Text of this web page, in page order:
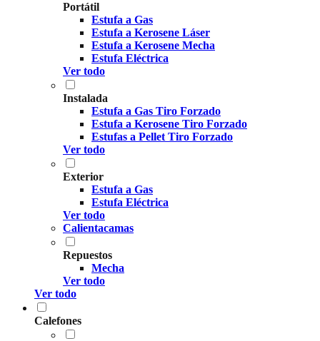
Portátil
Estufa a Gas
Estufa a Kerosene Láser
Estufa a Kerosene Mecha
Estufa Eléctrica
Ver todo
Instalada
Estufa a Gas Tiro Forzado
Estufa a Kerosene Tiro Forzado
Estufas a Pellet Tiro Forzado
Ver todo
Exterior
Estufa a Gas
Estufa Eléctrica
Ver todo
Calientacamas
Repuestos
Mecha
Ver todo
Ver todo
Calefones